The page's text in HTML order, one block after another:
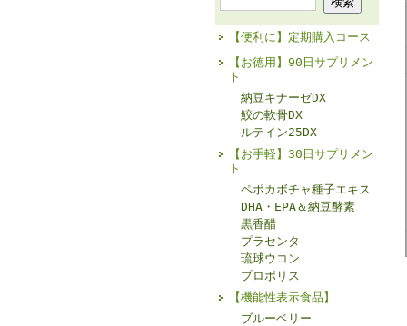
【便利に】定期購入コース
【お徳用】90日サプリメン
ト
納豆キナーゼDX
鮫の軟骨DX
ルテイン25DX
【お手軽】30日サプリメン
ト
ペポカボチャ種子エキス
DHA・EPA＆納豆酵素
黒香醋
プラセンタ
琉球ウコン
プロポリス
【機能性表示食品】
ブルーベリー